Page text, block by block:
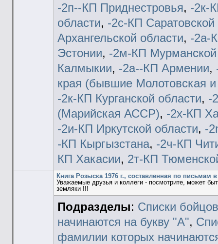
-2п--КП Приднестровья, -2к-
области, -2c-КП Саратовской
Архангельской области, -2а-
Эстонии, -2м-КП Мурманской
Калмыкии, -2а--КП Армении,
края (бывшие Молотовская
-2к-КП Курганской области, -
(Марийская АССР), -2х-КП
-2и-КП Иркутской области, -
-КП Кыргызстана, -2ч-КП
КП Хакасии, 2т-КП
Книга Розыска 1976 г., составленная по письмам
Уважаемые друзья и коллеги - посмотрите, может
земляки !!!
Подразделы: Списки
начинаются на букву "А",
фамилии которых